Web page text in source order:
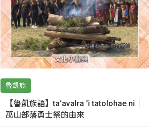
魯凱族
【魯凱族語】ta‘avalra ‘i tatolohae ni｜
萬山部落勇士祭的由來